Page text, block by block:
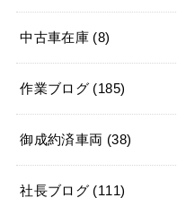
中古車在庫 (8)
作業ブログ (185)
御成約済車両 (38)
社長ブログ (111)